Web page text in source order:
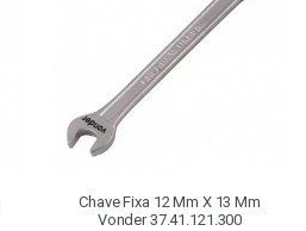
Chave Fixa 12 Mm X 13 Mm
Vonder 37.41.121.300